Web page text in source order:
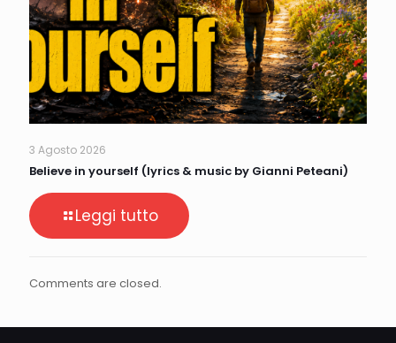
3 Agosto 2026
Believe in yourself (lyrics & music by Gianni Peteani)
Leggi tutto
Comments are closed.